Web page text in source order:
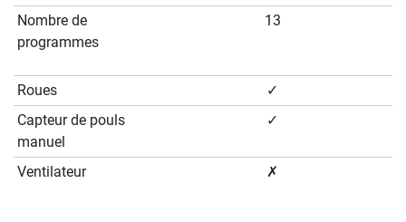
Nombre de
programmes
13
Roues
✓
Capteur de pouls
manuel
✓
Ventilateur ✗